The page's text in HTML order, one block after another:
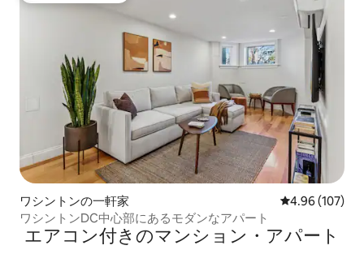
ワシントンの一軒家 レビュー107
4.96 (107)
ワシントンDC中心部にあるモダンなアパート
エアコン付きのマンション・アパート